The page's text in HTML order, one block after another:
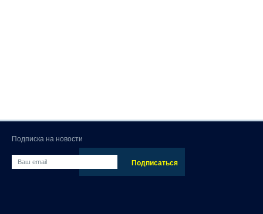
Подписка на новости